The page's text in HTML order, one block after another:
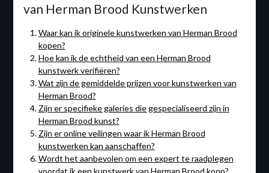
van Herman Brood Kunstwerken
Waar kan ik originele kunstwerken van Herman Brood
kopen?
Hoe kan ik de echtheid van een Herman Brood
kunstwerk verifiëren?
Wat zijn de gemiddelde prijzen voor kunstwerken van
Herman Brood?
Zijn er specifieke galeries die gespecialiseerd zijn in
Herman Brood kunst?
Zijn er online veilingen waar ik Herman Brood
kunstwerken kan aanschaffen?
Wordt het aanbevolen om een expert te raadplegen